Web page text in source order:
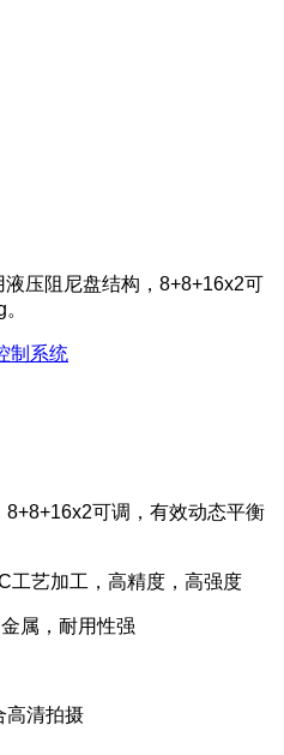
压阻尼盘结构，8+8+16x2可
制系统
可调，有效动态平衡
工艺加工，高精度，高强度
属，耐用性强
高清拍摄